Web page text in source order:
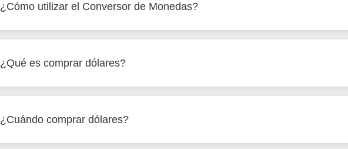
¿Cómo utilizar el Conversor de Monedas?
¿Qué es comprar dólares?
¿Cuándo comprar dólares?